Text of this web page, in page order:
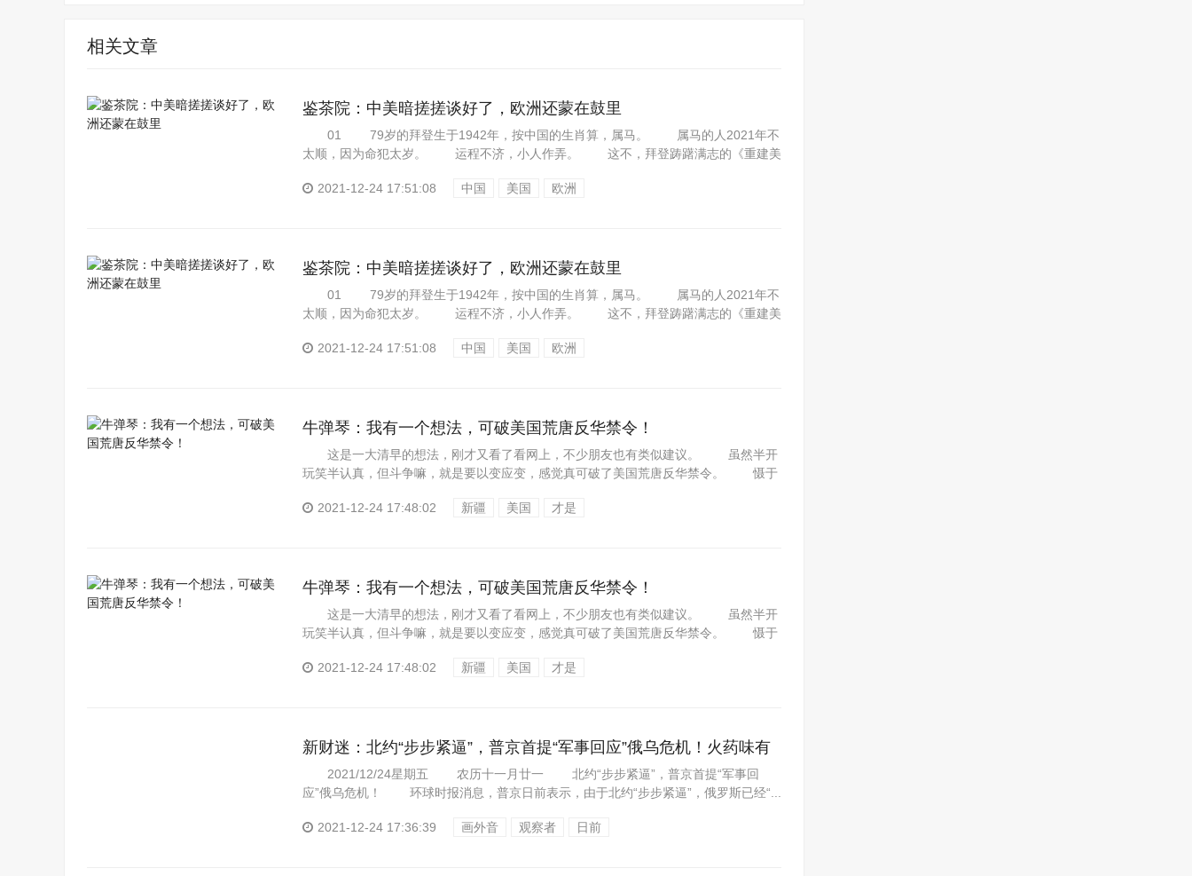
相关文章
鉴茶院：中美暗搓搓谈好了，欧洲还蒙在鼓里
01 79岁的拜登生于1942年，按中国的生肖算，属马。 属马的人2021年不
太顺，因为命犯太岁。 运程不济，小人作弄。 这不，拜登踌躇满志的《重建美
2021-12-24 17:51:08
中国 美国 欧洲
鉴茶院：中美暗搓搓谈好了，欧洲还蒙在鼓里
01 79岁的拜登生于1942年，按中国的生肖算，属马。 属马的人2021年不
太顺，因为命犯太岁。 运程不济，小人作弄。 这不，拜登踌躇满志的《重建美
2021-12-24 17:51:08
中国 美国 欧洲
牛弹琴：我有一个想法，可破美国荒唐反华禁令！
这是一大清早的想法，刚才又看了看网上，不少朋友也有类似建议。 虽然半开
玩笑半认真，但斗争嘛，就是要以变应变，感觉真可破了美国荒唐反华禁令。 慑于
2021-12-24 17:48:02
新疆 美国 才是
牛弹琴：我有一个想法，可破美国荒唐反华禁令！
这是一大清早的想法，刚才又看了看网上，不少朋友也有类似建议。 虽然半开
玩笑半认真，但斗争嘛，就是要以变应变，感觉真可破了美国荒唐反华禁令。 慑于
2021-12-24 17:48:02
新疆 美国 才是
新财迷：北约“步步紧逼”，普京首提“军事回应”俄乌危机！火药味有
点浓了...
2021/12/24星期五 农历十一月廿一 北约“步步紧逼”，普京首提“军事回
应”俄乌危机！ 环球时报消息，普京日前表示，由于北约“步步紧逼”，俄罗斯已经“...
2021-12-24 17:36:39 画外音 观察者 日前